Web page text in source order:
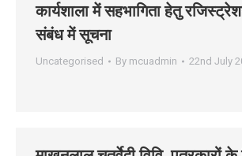
कार्यशाला में सहभागिता हेतु
संबंध में सूचना
Uncategorised By mcuadmin 22nd July